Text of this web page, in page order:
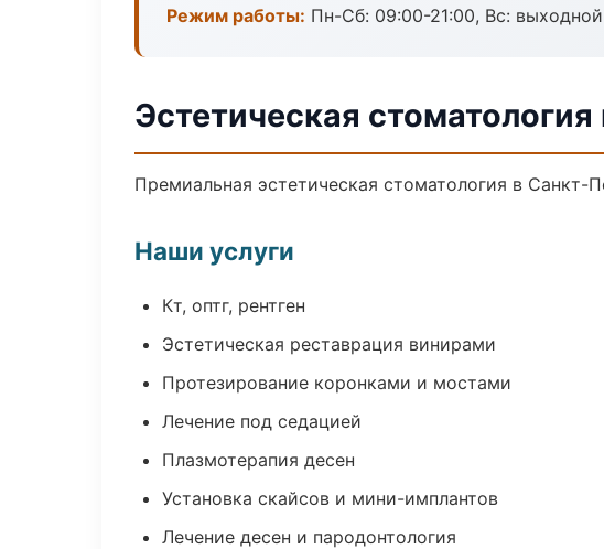
Режим работы: Пн-Сб: 09:00-21:00, Вс: выходной
Эстетическая
Премиальная эстетическая стоматология в Санкт-
Наши услуги
Кт, оптг, рентген
Эстетическая реставрация винирами
Протезирование коронками и мостами
Лечение под седацией
Плазмотерапия десен
Установка скайсов и мини-имплантов
Лечение десен и пародонтология